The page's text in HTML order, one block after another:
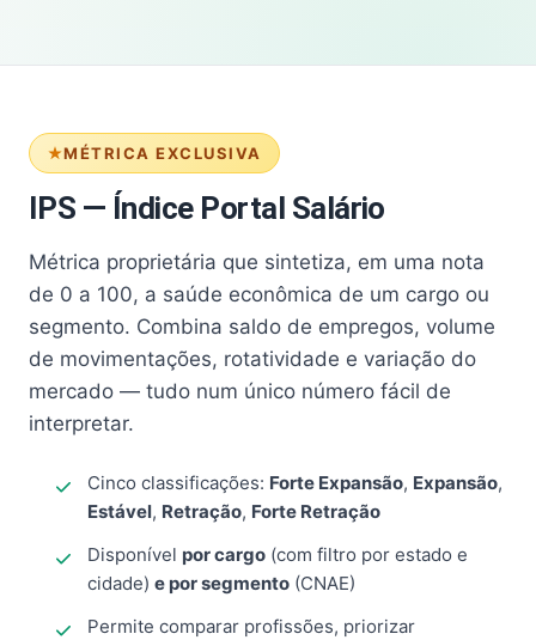
MÉTRICA EXCLUSIVA
IPS — Índice Portal Salário
Métrica proprietária que sintetiza, em uma nota
de 0 a 100, a saúde econômica de um cargo ou
segmento. Combina saldo de empregos, volume
de movimentações, rotatividade e variação do
mercado — tudo num único número fácil de
interpretar.
Cinco classificações: Forte Expansão, Expansão,
Estável, Retração, Forte Retração
Disponível por cargo (com filtro por estado e
cidade) e por segmento (CNAE)
Permite comparar profissões, priorizar